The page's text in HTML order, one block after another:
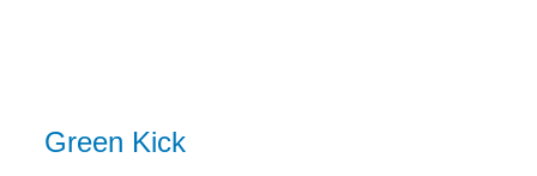
Green Kick